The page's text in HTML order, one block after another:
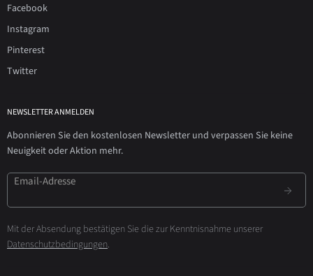
Facebook
Instagram
Pinterest
Twitter
NEWSLETTER ANMELDEN
Abonnieren Sie den kostenlosen Newsletter und verpassen Sie keine
Neuigkeit oder Aktion mehr.
Email-Adresse
Mit der Absendung bestätigen Sie die zur Kenntnisnahme unserer
Datenschutzbedingungen.